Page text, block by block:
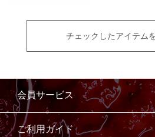
チェックしたアイテム
会員サービス
ご利用ガイド